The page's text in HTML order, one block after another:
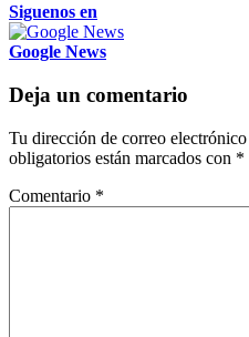
Siguenos en
Google News
Deja un comentario
Tu dirección de correo
obligatorios están marcados con *
Comentario *